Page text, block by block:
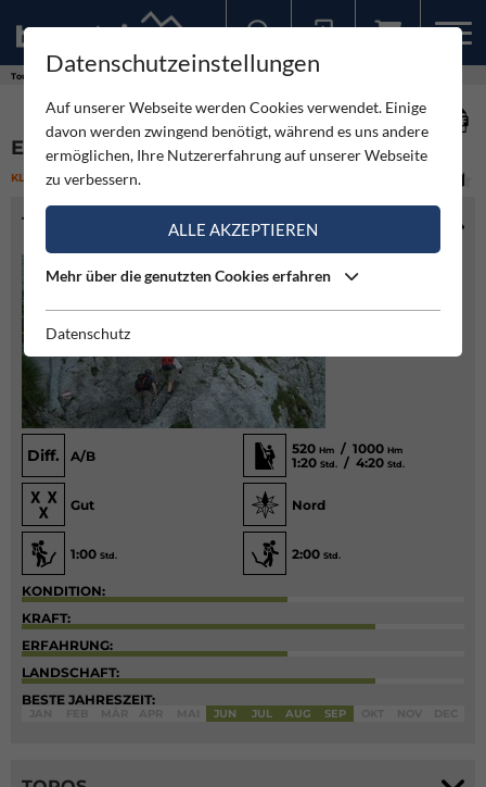
Touren
EGGERSTEIG
KLETTERSTEIG LEICHT
TOURENINFO
Diff. A/B 520 Hm / 1000 Hm
1:20 Std. / 4:20 Std.
Gut Nord
1:00 Std. 2:00 Std.
KONDITION:
KRAFT:
ERFAHRUNG:
LANDSCHAFT:
BESTE JAHRESZEIT:
JUN JUL AUG SEP
Datenschutzeinstellungen
Auf unserer Webseite werden Cookies verwendet. Einige
davon werden zwingend benötigt, während es uns andere
ermöglichen, Ihre Nutzererfahrung auf unserer Webseite
zu verbessern.
ALLE AKZEPTIEREN
Mehr über die genutzten Cookies erfahren
Datenschutz